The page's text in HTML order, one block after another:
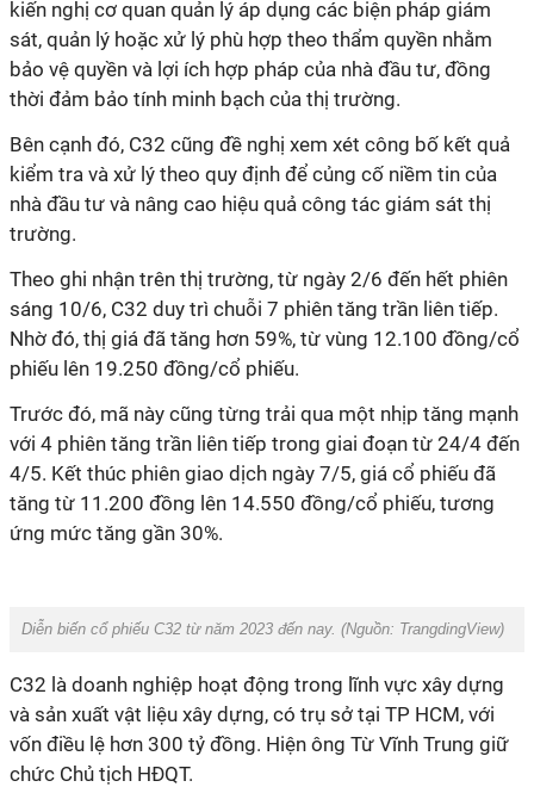
kiến nghị cơ quan quản lý áp dụng các biện pháp giám
sát, quản lý hoặc xử lý phù hợp theo thẩm quyền nhằm
bảo vệ quyền và lợi ích hợp pháp của nhà đầu tư, đồng
thời đảm bảo tính minh bạch của thị trường.
Bên cạnh đó, C32 cũng đề nghị xem xét công bố kết quả
kiểm tra và xử lý theo quy định để củng cố niềm tin của
nhà đầu tư và nâng cao hiệu quả công tác giám sát thị
trường.
Theo ghi nhận trên thị trường, từ ngày 2/6 đến hết phiên
sáng 10/6, C32 duy trì chuỗi 7 phiên tăng trần liên tiếp.
Nhờ đó, thị giá đã tăng hơn 59%, từ vùng 12.100 đồng/cổ
phiếu lên 19.250 đồng/cổ phiếu.
Trước đó, mã này cũng từng trải qua một nhịp tăng mạnh
với 4 phiên tăng trần liên tiếp trong giai đoạn từ 24/4 đến
4/5. Kết thúc phiên giao dịch ngày 7/5, giá cổ phiếu đã
tăng từ 11.200 đồng lên 14.550 đồng/cổ phiếu, tương
ứng mức tăng gần 30%.
Diễn biến cổ phiếu C32 từ năm 2023 đến nay. (Nguồn: TrangdingView)
C32 là doanh nghiệp hoạt động trong lĩnh vực xây dựng
và sản xuất vật liệu xây dựng, có trụ sở tại TP HCM, với
vốn điều lệ hơn 300 tỷ đồng. Hiện ông Từ Vĩnh Trung giữ
chức Chủ tịch HĐQT.